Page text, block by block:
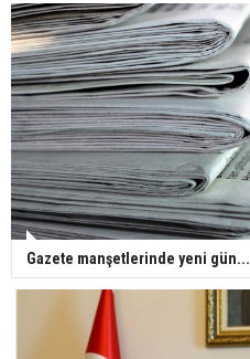
Gazete manşetlerinde yeni gün...